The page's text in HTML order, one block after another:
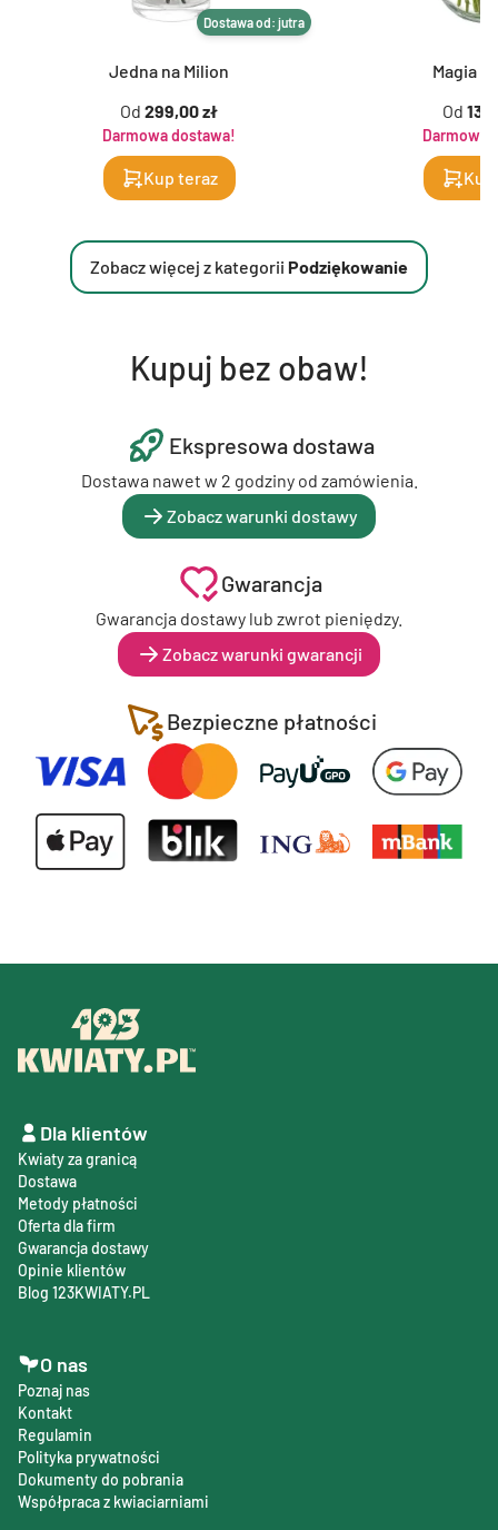
Dostawa od: jutra
Jedna na Milion
Od 299,00 zł
Darmowa dostawa!
Kup teraz
Magia
Od
Darmowa
Zobacz więcej z kategorii Podziękowanie
Kupuj bez obaw!
Ekspresowa dostawa
Dostawa nawet w 2 godziny od zamówienia.
Zobacz warunki dostawy
Gwarancja
Gwarancja dostawy lub zwrot pieniędzy.
Zobacz warunki gwarancji
Bezpieczne płatności
Dla klientów
Kwiaty za granicą
Dostawa
Metody płatności
Oferta dla firm
Gwarancja dostawy
Opinie klientów
Blog 123KWIATY.PL
O nas
Poznaj nas
Kontakt
Regulamin
Polityka prywatności
Dokumenty do pobrania
Współpraca z kwiaciarniami